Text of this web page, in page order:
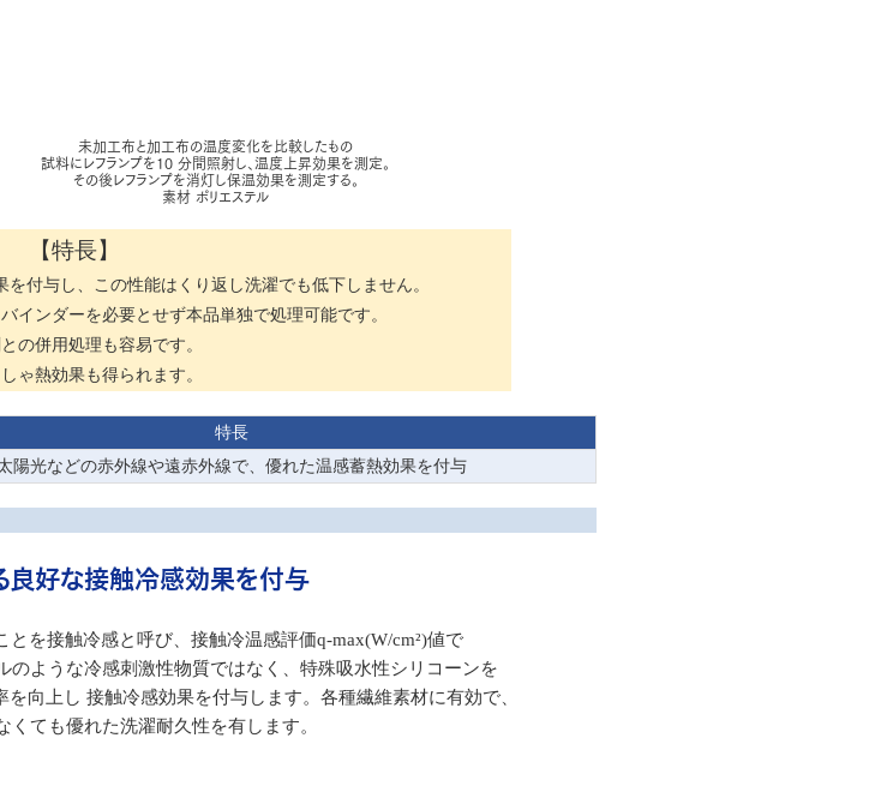
未加工布と加工布の温度変化を比較したもの
試料にレフランプを10 分間照射し、温度上昇効果を測定。
その後レフランプを消灯し保温効果を測定する。
素材 ポリエステル
【特長】
付与し、この性能はくり返し洗濯でも低下しません。
インダーを必要とせず本品単独で処理可能です。
の併用処理も容易です。
ゃ熱効果も得られます。
特長
陽光などの赤外線や遠赤外線で、優れた温感蓄熱効果を付与
良好な接触冷感効果を付与
を接触冷感と呼び、接触冷温感評価q-max(W/cm²)値で
ような冷感刺激性物質ではなく、特殊吸水性シリコーンを
向上し 接触冷感効果を付与します。各種繊維素材に有効で、
くても優れた洗濯耐久性を有します。